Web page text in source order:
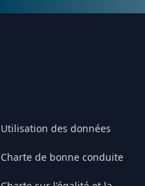
Utilisation des données
Charte de bonne conduite